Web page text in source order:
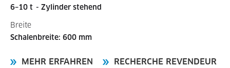
6–10 t - Zylinder stehend
Breite
Schalenbreite: 600 mm
MEHR ERFAHREN RECHERCHE REVENDEUR